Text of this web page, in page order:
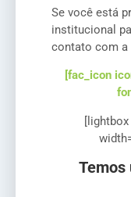
Se você está
institucional
contato com a
[fac_icon
[lightbox
Temos